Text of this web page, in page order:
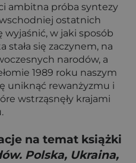
ambitna próba syntezy
ostatnich
wyjaśnić, w jaki sposób
stała się zaczynem, na
narodów, a
1989 roku naszym
uniknąć rewanżyzmu i
wstrząsnęły krajami
na temat książki
Polska, Ukraina,